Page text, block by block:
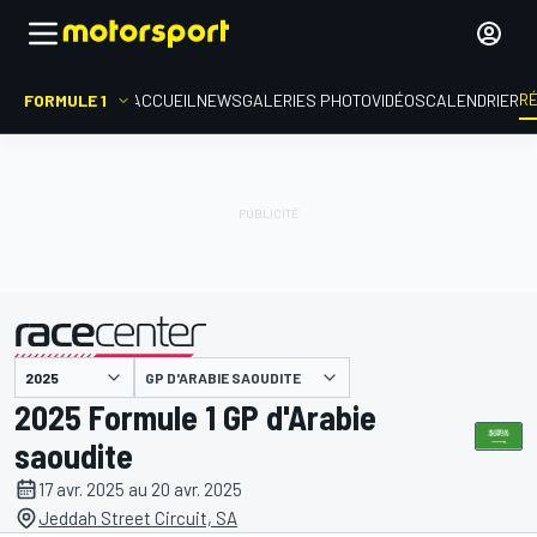
FORMULE 1 ACCUEIL NEWSGALERIES PHOTOVIDÉOSCALENDRIER
présenté par GP D'ARABIE SAOUDITE
2025 Formule 1 GP d'Arabie
saoudite
17 avr. 2025 au 20 avr. 2025
Jeddah Street Circuit, SA